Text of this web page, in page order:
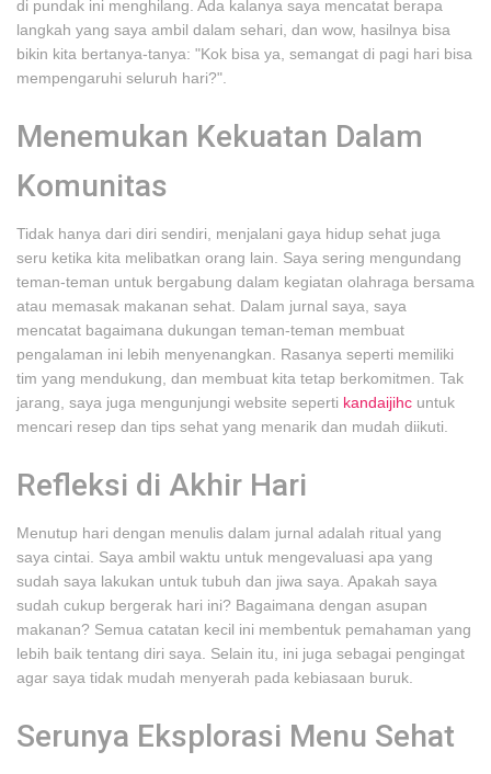
di pundak ini menghilang. Ada kalanya saya mencatat berapa
langkah yang saya ambil dalam sehari, dan wow, hasilnya bisa
bikin kita bertanya-tanya: "Kok bisa ya, semangat di pagi hari bisa
mempengaruhi seluruh hari?".
Menemukan Kekuatan Dalam
Komunitas
Tidak hanya dari diri sendiri, menjalani gaya hidup sehat juga
seru ketika kita melibatkan orang lain. Saya sering mengundang
teman-teman untuk bergabung dalam kegiatan olahraga bersama
atau memasak makanan sehat. Dalam jurnal saya, saya
mencatat bagaimana dukungan teman-teman membuat
pengalaman ini lebih menyenangkan. Rasanya seperti memiliki
tim yang mendukung, dan membuat kita tetap berkomitmen. Tak
jarang, saya juga mengunjungi website seperti kandaijihc untuk
mencari resep dan tips sehat yang menarik dan mudah diikuti.
Refleksi di Akhir Hari
Menutup hari dengan menulis dalam jurnal adalah ritual yang
saya cintai. Saya ambil waktu untuk mengevaluasi apa yang
sudah saya lakukan untuk tubuh dan jiwa saya. Apakah saya
sudah cukup bergerak hari ini? Bagaimana dengan asupan
makanan? Semua catatan kecil ini membentuk pemahaman yang
lebih baik tentang diri saya. Selain itu, ini juga sebagai pengingat
agar saya tidak mudah menyerah pada kebiasaan buruk.
Serunya Eksplorasi Menu Sehat